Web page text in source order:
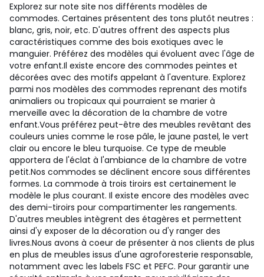
Explorez sur note site nos différents modèles de
commodes. Certaines présentent des tons plutôt neutres :
blanc, gris, noir, etc. D'autres offrent des aspects plus
caractéristiques comme des bois exotiques avec le
manguier. Préférez des modèles qui évoluent avec l'âge de
votre enfant.Il existe encore des commodes peintes et
décorées avec des motifs appelant à l'aventure. Explorez
parmi nos modèles des commodes reprenant des motifs
animaliers ou tropicaux qui pourraient se marier à
merveille avec la décoration de la chambre de votre
enfant.Vous préférez peut-être des meubles revêtant des
couleurs unies comme le rose pâle, le jaune pastel, le vert
clair ou encore le bleu turquoise. Ce type de meuble
apportera de l'éclat à l'ambiance de la chambre de votre
petit.Nos commodes se déclinent encore sous différentes
formes. La commode à trois tiroirs est certainement le
modèle le plus courant. Il existe encore des modèles avec
des demi-tiroirs pour compartimenter les rangements.
D'autres meubles intègrent des étagères et permettent
ainsi d'y exposer de la décoration ou d'y ranger des
livres.Nous avons à coeur de présenter à nos clients de plus
en plus de meubles issus d'une agroforesterie responsable,
notamment avec les labels FSC et PEFC. Pour garantir une